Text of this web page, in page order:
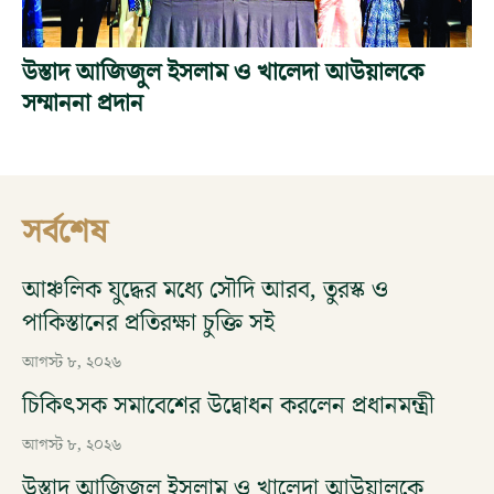
উস্তাদ আজিজুল ইসলাম ও খালেদা আউয়ালকে
সম্মাননা প্রদান
সর্বশেষ
আঞ্চলিক যুদ্ধের মধ্যে সৌদি আরব, তুরস্ক ও
পাকিস্তানের প্রতিরক্ষা চুক্তি সই
আগস্ট ৮, ২০২৬
চিকিৎসক সমাবেশের উদ্বোধন করলেন প্রধানমন্ত্রী
আগস্ট ৮, ২০২৬